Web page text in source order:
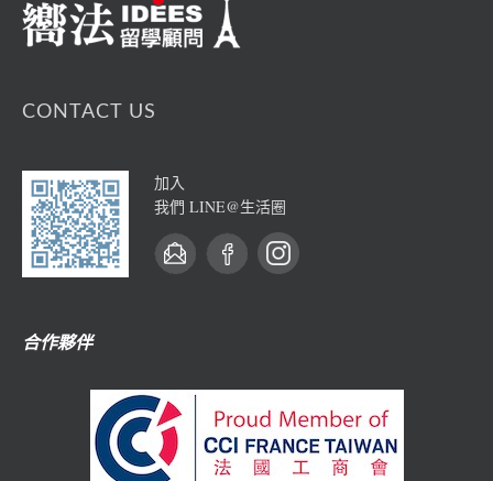
CONTACT US
加入
我們 LINE@生活圈
合作夥伴